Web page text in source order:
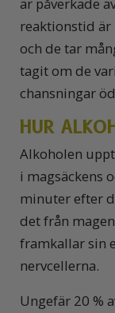
är påverkade
reaktionstid är
och de tar
tagit om de
chansningar
HUR
Alkoholen
i magsäckens
minuter efter
det från
framkallar sin
nervcellerna.
Ungefär 20 %